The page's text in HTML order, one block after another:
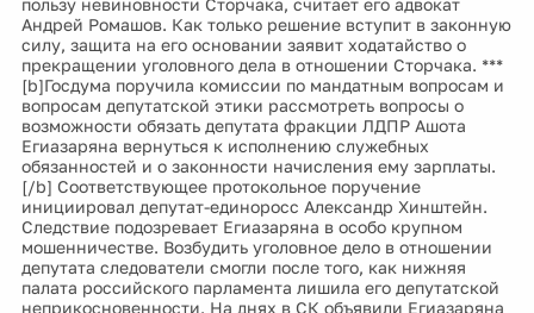
пользу невиновности Сторчака, считает его адвокат
Андрей Ромашов. Как только решение вступит в законную
силу, защита на его основании заявит ходатайство о
прекращении уголовного дела в отношении Сторчака. ***
[b]Госдума поручила комиссии по мандатным вопросам и
вопросам депутатской этики рассмотреть вопросы о
возможности обязать депутата фракции ЛДПР Ашота
Егиазаряна вернуться к исполнению служебных
обязанностей и о законности начисления ему зарплаты.
[/b] Соответствующее протокольное поручение
инициировал депутат-единоросс Александр Хинштейн.
Следствие подозревает Егиазаряна в особо крупном
мошенничестве. Возбудить уголовное дело в отношении
депутата следователи смогли после того, как нижняя
палата российского парламента лишила его депутатской
неприкосновенности. На днях в СК объявили Егиазаряна